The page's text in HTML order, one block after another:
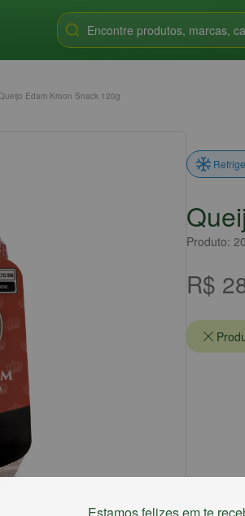
Encontre produtos, marcas,
Edam Kroon Snack 120g
Produto:
R$
Estamos felizes em te